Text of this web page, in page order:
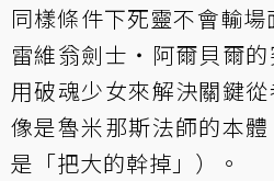
同樣條件下死靈不會輸
雷維翁劍士‧阿爾貝爾
用破魂少女來解決關鍵
像是魯米那斯法師的本
是「把大的幹掉」）。